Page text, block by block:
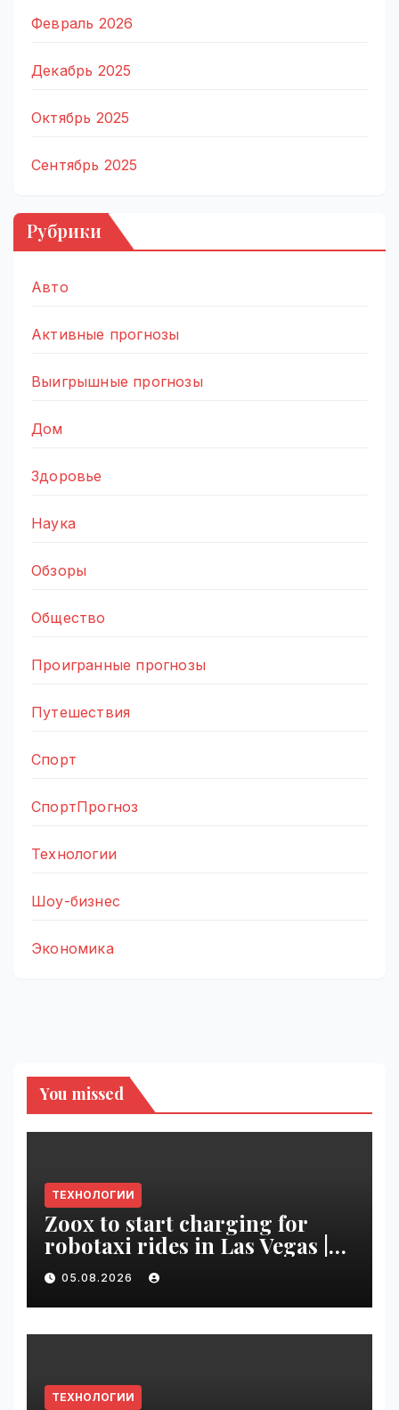
Февраль 2026
Декабрь 2025
Октябрь 2025
Сентябрь 2025
Рубрики
Авто
Активные прогнозы
Выигрышные прогнозы
Дом
Здоровье
Наука
Обзоры
Общество
Проигранные прогнозы
Путешествия
Спорт
СпортПрогноз
Технологии
Шоу-бизнес
Экономика
You missed
ТЕХНОЛОГИИ
Zoox to start charging for
robotaxi rides in Las Vegas |
VseTime.ru
05.08.2026
ТЕХНОЛОГИИ